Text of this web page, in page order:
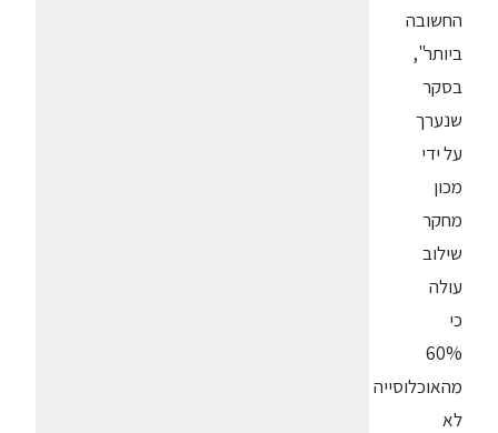
החשובה
ביותר",
בסקר
שנערך
על ידי
מכון
מחקר
שילוב
עולה
כי
60%
מהאוכלוסייה
לא